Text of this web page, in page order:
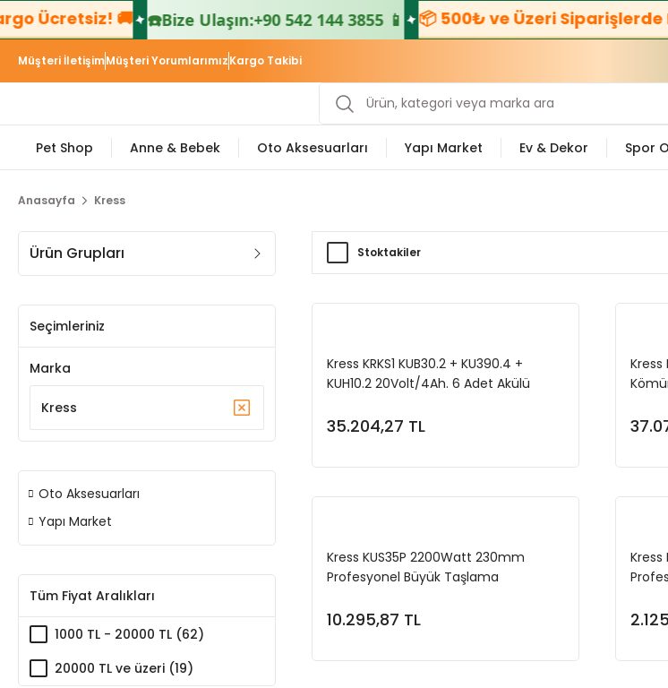
Ücretsiz! 🚚 ☎️Bize Ulaşın:+90 542 144 3855 📱 📦 500₺ ve Üzeri Siparişlerde
Müşteri İletişimMüşteri YorumlarımızKargo Takibi
Pet Shop Anne & Bebek Oto Aksesuarları Yapı Market Ev & Dekor Spor
Anasayfa Kress
Ürün Grupları
Seçimleriniz
Marka
Kress
Oto Aksesuarları
Yapı Market
Tüm Fiyat Aralıkları
1000 TL - 20000 TL (62)
20000 TL ve üzeri (19)
Stoktakiler
Kress KRKS1 KUB30.2 + KU390.4 +
KUH10.2 20Volt/4Ah. 6 Adet Akülü
35.204,27 TL
Sepete Ekle
Kress
Kress KUS35P 2200Watt 230mm
Profesyonel Büyük Taşlama
10.295,87 TL
Sepete Ekle
Kress